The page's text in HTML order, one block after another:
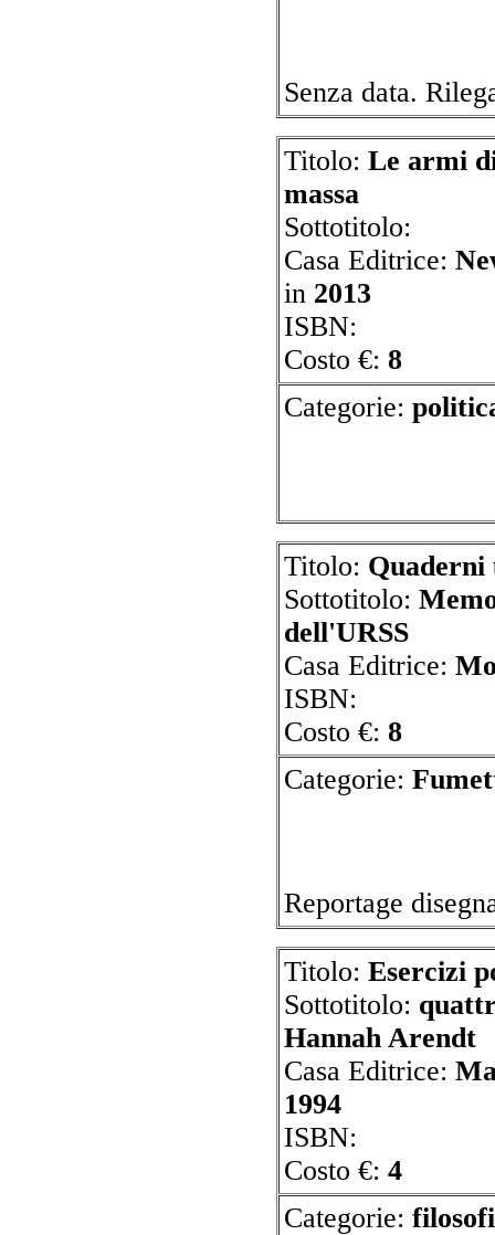
Senza data.
Titolo:Le armi
massa
Sottotitolo:
Casa Editrice:
in 2013
ISBN:
Costo €:8
Categorie:
Titolo:
Sottotitolo:
dell'URSS
Casa Editrice:
ISBN:
Costo €:8
Categorie:
Reportage
Titolo:Esercizi
Sottotitolo:
Hannah Arendt
Casa Editrice:
1994
ISBN:
Costo €:4
Categorie: